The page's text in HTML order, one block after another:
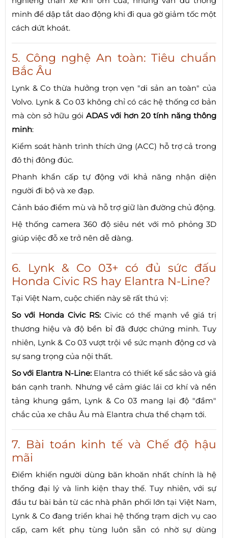
minh để dập tắt dao động khi đi qua gờ giảm tốc một
cách dứt khoát.
5. Công nghệ An toàn: Tiêu chuẩn
Bắc Âu
Lynk & Co thừa hưởng trọn vẹn "di sản an toàn" của
Volvo. Lynk & Co 03 không chỉ có các hệ thống cơ bản
mà còn sở hữu gói ADAS với hơn 20 tính năng thông
minh:
Kiểm soát hành trình thích ứng (ACC) hỗ trợ cả trong
đô thị đông đúc.
Phanh khẩn cấp tự động với khả năng nhận diện
người đi bộ và xe đạp.
Cảnh báo điểm mù và hỗ trợ giữ làn đường chủ động.
Hệ thống camera 360 độ siêu nét với mô phỏng 3D
giúp việc đỗ xe trở nên dễ dàng.
6. Lynk & Co 03+ có đủ sức đấu
Honda Civic RS hay Elantra N-Line?
Tại Việt Nam, cuộc chiến này sẽ rất thú vị:
So với Honda Civic RS: Civic có thế mạnh về giá trị
thương hiệu và độ bền bỉ đã được chứng minh. Tuy
nhiên, Lynk & Co 03 vượt trội về sức mạnh động cơ và
sự sang trọng của nội thất.
So với Elantra N-Line: Elantra có thiết kế sắc sảo và giá
bán cạnh tranh. Nhưng về cảm giác lái cơ khí và nền
tảng khung gầm, Lynk & Co 03 mang lại độ "đầm"
chắc của xe châu Âu mà Elantra chưa thể chạm tới.
7. Bài toán kinh tế và Chế độ hậu
mãi
Điểm khiến người dùng băn khoăn nhất chính là hệ
thống đại lý và linh kiện thay thế. Tuy nhiên, với sự
đầu tư bài bản từ các nhà phân phối lớn tại Việt Nam,
Lynk & Co đang triển khai hệ thống trạm dịch vụ cao
cấp, cam kết phụ tùng luôn sẵn có nhờ sự dùng